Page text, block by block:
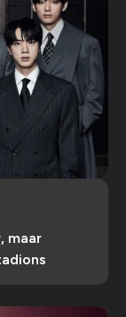
maar